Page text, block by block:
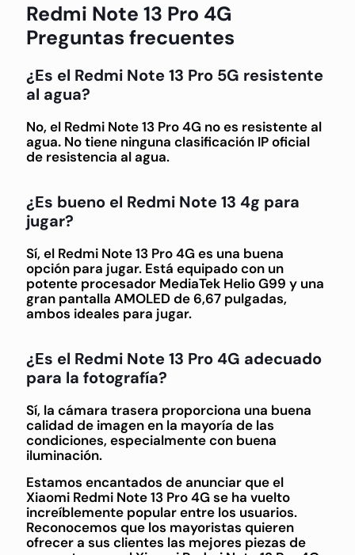
Redmi Note 13 Pro 4G
Preguntas frecuentes
¿Es el Redmi Note 13 Pro 5G resistente
al agua?
No, el Redmi Note 13 Pro 4G no es resistente al
agua. No tiene ninguna clasificación IP oficial
de resistencia al agua.
¿Es bueno el Redmi Note 13 4g para
jugar?
Sí, el Redmi Note 13 Pro 4G es una buena
opción para jugar. Está equipado con un
potente procesador MediaTek Helio G99 y una
gran pantalla AMOLED de 6,67 pulgadas,
ambos ideales para jugar.
¿Es el Redmi Note 13 Pro 4G adecuado
para la fotografía?
Sí, la cámara trasera proporciona una buena
calidad de imagen en la mayoría de las
condiciones, especialmente con buena
iluminación.
Estamos encantados de anunciar que el
Xiaomi Redmi Note 13 Pro 4G se ha vuelto
increíblemente popular entre los usuarios.
Reconocemos que los mayoristas quieren
ofrecer a sus clientes las mejores piezas de